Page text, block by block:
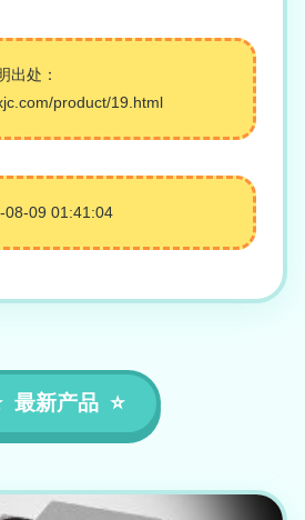
出处：
product/19.html
08-09 01:41:04
最新产品